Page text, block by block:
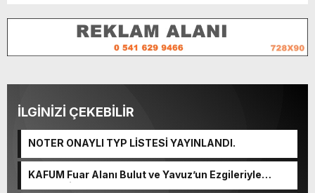
İLGİNİZİ ÇEKEBİLİR
NOTER ONAYLI TYP LİSTESİ YAYINLANDI.
KAFUM Fuar Alanı Bulut ve Yavuz’un Ezgileriyle
Şenlendi.